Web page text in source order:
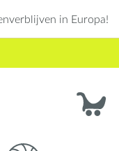
in Europa!